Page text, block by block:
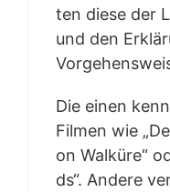
ten die­se der
und den
Die einen
Fil­men wie
on Wal­kü­re“
ds“. Ande­re